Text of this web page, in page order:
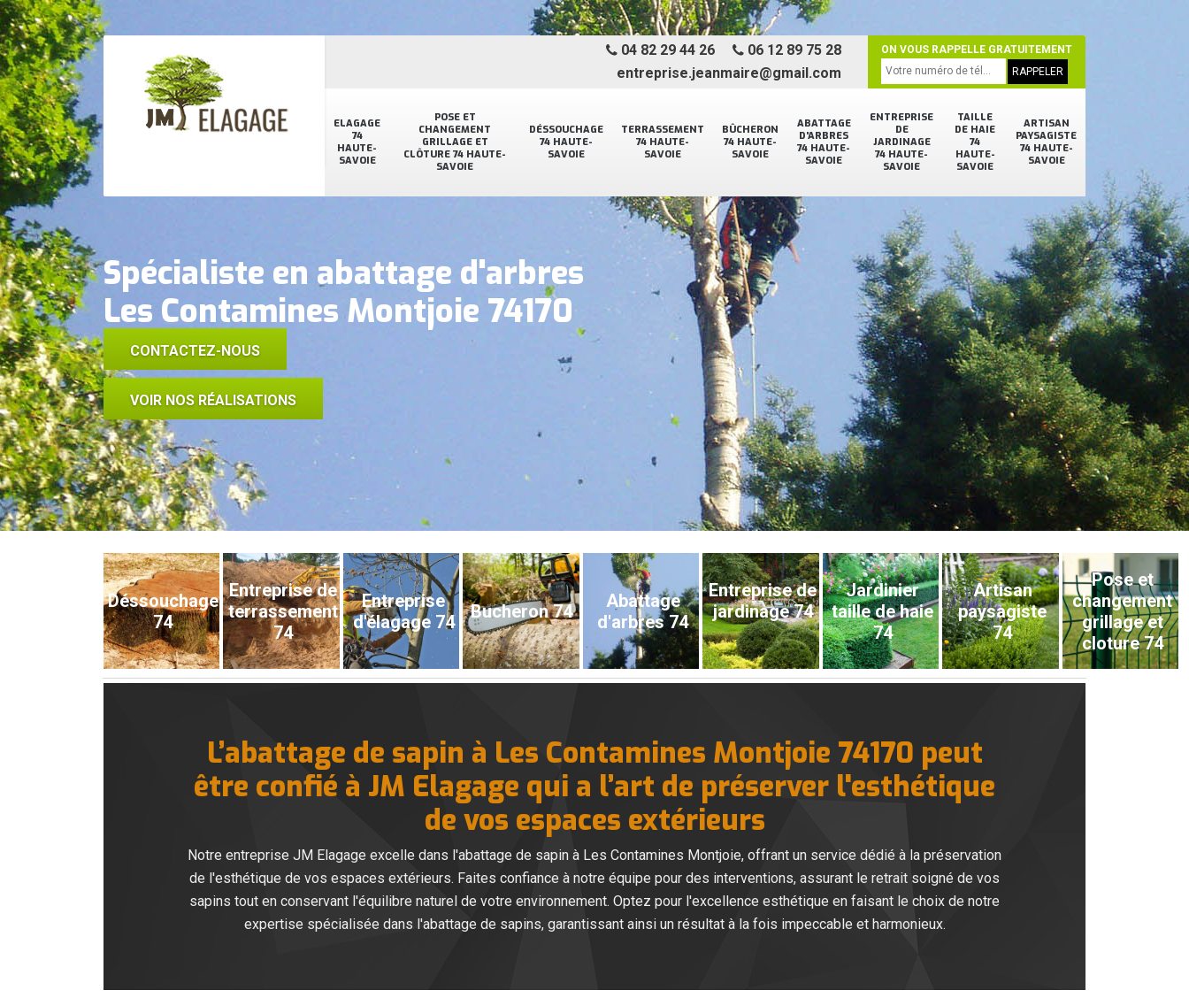
ELAGAGE
74
HAUTE-
SAVOIE
POSE ET
CHANGEMENT
GRILLAGE ET
CLÔTURE 74 HAUTE-
SAVOIE
DÉSSOUCHAGE
74 HAUTE-
SAVOIE
TERRASSEMENT
74 HAUTE-
SAVOIE
BÛCHERON
74 HAUTE-
SAVOIE
ABATTAGE
D'ARBRES
74 HAUTE-
SAVOIE
ENTREPRISE
DE
JARDINAGE
74 HAUTE-
SAVOIE
TAILLE
DE HAIE
74
HAUTE-
SAVOIE
ARTISAN
PAYSAGISTE
74 HAUTE-
SAVOIE
04 82 29 44 26
06 12 89 75 28
entreprise.jeanmaire@gmail.com
ON VOUS RAPPELLE GRATUITEMENT
Spécialiste en abattage d'arbres
Les Contamines Montjoie 74170
CONTACTEZ-NOUS
VOIR NOS RÉALISATIONS
Déssouchage
74
Entreprise de
terrassement
74
Entreprise
d'élagage 74
Bucheron 74
Abattage
d'arbres 74
Entreprise de
jardinage 74
Jardinier
taille de haie
74
Artisan
paysagiste
74
Pose et
changement
grillage et
cloture 74
L’abattage de sapin à Les Contamines Montjoie 74170 peut
être confié à JM Elagage qui a l’art de préserver l'esthétique
de vos espaces extérieurs
Notre entreprise JM Elagage excelle dans l'abattage de sapin à Les Contamines Montjoie, offrant un service dédié à la préservation
de l'esthétique de vos espaces extérieurs. Faites confiance à notre équipe pour des interventions, assurant le retrait soigné de vos
sapins tout en conservant l'équilibre naturel de votre environnement. Optez pour l'excellence esthétique en faisant le choix de notre
expertise spécialisée dans l'abattage de sapins, garantissant ainsi un résultat à la fois impeccable et harmonieux.